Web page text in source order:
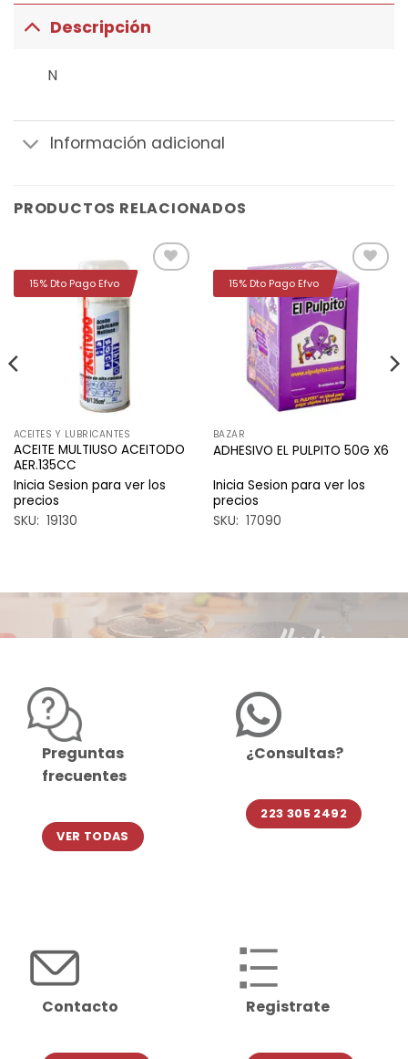
Descripción
N
Información adicional
PRODUCTOS RELACIONADOS
ACEITES Y LUBRICANTES
ACEITE MULTIUSO ACEITODO
AER.135CC
Inicia Sesion para ver los
precios
SKU: 19130
15% Dto Pago Efvo
Añadir
a la
lista de
deseos
BAZAR
ADHESIVO EL PULPITO 50G X6
Inicia Sesion para ver los
precios
SKU: 17090
15% Dto Pago Efvo
Preguntas
frecuentes
VER TODAS
¿Consultas?
223 305 2492
Contacto Registrate